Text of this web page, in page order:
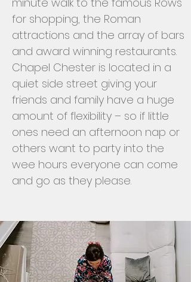
for shopping, the Roman
attractions and the array of bars
and award winning restaurants.
Chapel Chester is located in a
quiet side street giving your
friends and family have a huge
amount of flexibility – so if little
ones need an afternoon nap or
others want to party into the
wee hours everyone can come
and go as they please.